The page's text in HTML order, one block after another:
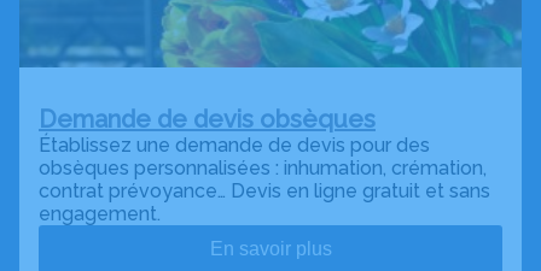
Demande de devis obsèques
Établissez une demande de devis pour des
obsèques personnalisées : inhumation, crémation,
contrat prévoyance… Devis en ligne gratuit et sans
engagement.
En savoir plus